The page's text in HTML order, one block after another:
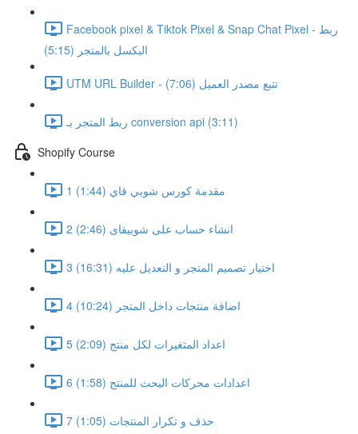
Facebook pixel & Tiktok Pixel & Snap Chat Pixel - ربط
البكسل بالمتجر (5:15)
UTM URL Builder - تتبع مصدر العميل (7:06)
ربط المتجر بـ conversion api (3:11)
Shopify Course
1 مقدمة كورس شوبي فاي (1:44)
2 انشاء حساب على شوبيفاى (2:46)
3 اختيار تصميم المتجر و التعديل عليه (16:31)
4 اضافة منتجات داخل المتجر (10:24)
5 اعداد المتغيرات لكل منتج (2:09)
6 اعدادات محركات البحث للمنتج (1:58)
7 حذف و تكرار المنتجات (1:05)